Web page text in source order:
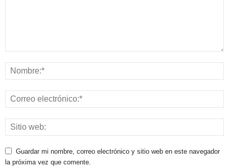
Guardar mi nombre, correo electrónico y sitio web en este navegador
la próxima vez que comente.